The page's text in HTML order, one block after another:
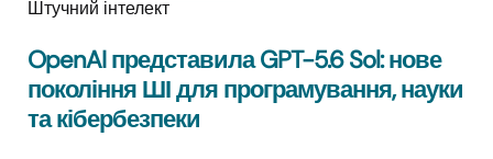
Штучний інтелект
OpenAI представила GPT-5.6 Sol: нове
покоління ШІ для програмування, науки
та кібербезпеки